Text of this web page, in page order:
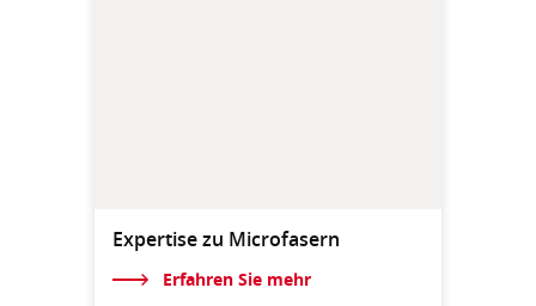
Expertise zu Microfasern
Erfahren Sie mehr